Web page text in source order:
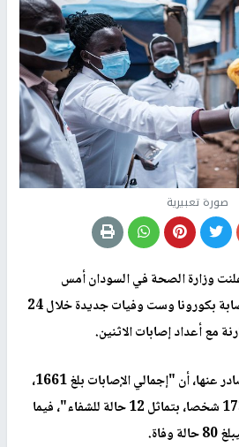
صورة تعبيرية
وزارة الصحة في السودان أمس
الثلاثاء، عن تسجيل 134 إصابة بكورونا وست وفيات جديدة خلال 24
مع أعداد إصابات الاثنين.
وأوضحت الوزارة في بيان صادر عنها، أن "إجمالي الإصابات بلغ 1661،
فيما بلغ إجمالي المتعافين 173 شخصا، بتماثل 12 حالة للشفاء"، فيما
.